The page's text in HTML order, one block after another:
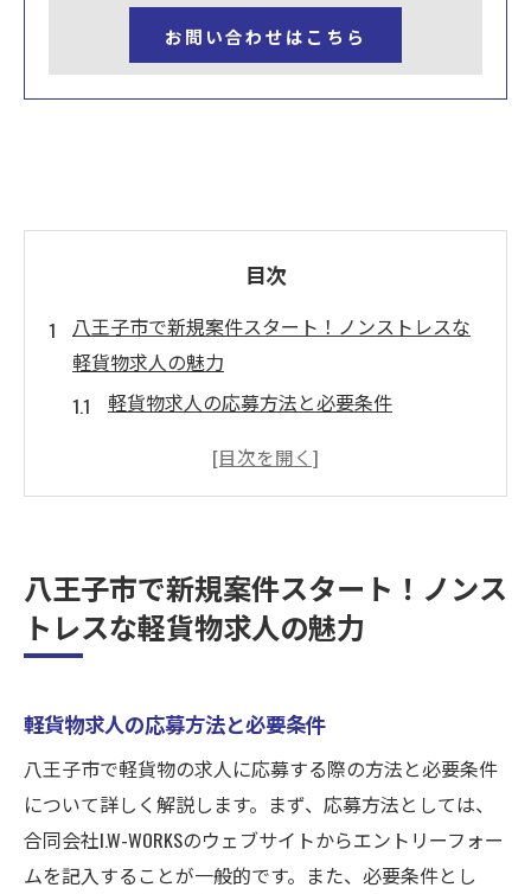
お問い合わせはこちら
目次
八王子市で新規案件スタート！ノンストレスな
軽貨物求人の魅力
軽貨物求人の応募方法と必要条件
新規案件がもたらす安定収入の理由
働き方
軽貨物業界の未来を見据えたキャリアパス
がもたらす新生活
完全置配のメリットと注意点
八王子市での働く安心感の秘密
新生活を支える福利厚生制度
置配業務の効率化で得る時間的余裕
八王子市で新規案件スタート！ノンス
トレスな軽貨物求人の魅力
軽貨物求人の応募方法と必要条件
八王子市で軽貨物の求人に応募する際の方法と必要条件
について詳しく解説します。まず、応募方法としては、
合同会社I.W-WORKSのウェブサイトからエントリーフォー
ムを記入することが一般的です。また、必要条件とし